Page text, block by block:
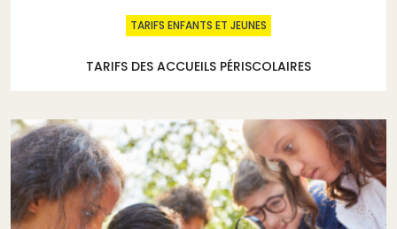
TARIFS ENFANTS ET JEUNES
TARIFS DES ACCUEILS PÉRISCOLAIRES